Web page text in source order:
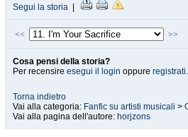
Segui la storia
<< >>
Cosa pensi della storia?
Per recensire esegui il login oppure registrati.
Torna indietro
Vai alla categoria: Fanfic su artisti musicali >
Vai alla pagina dell'autore: horjzons